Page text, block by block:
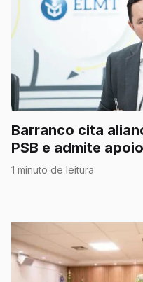
Barranco cita
PSB e admite
Senado
1 minuto de leitura